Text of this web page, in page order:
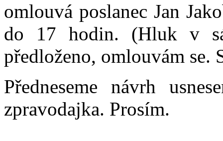
omlouvá poslanec Jan
do 17 hodin. (Hluk v
předloženo, omlouvám se.
Předneseme návrh
zpravodajka. Prosím.